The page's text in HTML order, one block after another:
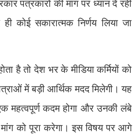
पत्रकारों की मांग पर ध्यान दे रही
कोई सकारात्मक निर्णय लिया जा
है तो देश भर के मीडिया कर्मियों को
में बड़ी आर्थिक मदद मिलेगी। यह
महत्वपूर्ण कदम होगा और उनकी लंबे
को पूरा करेगा। इस विषय पर आगे